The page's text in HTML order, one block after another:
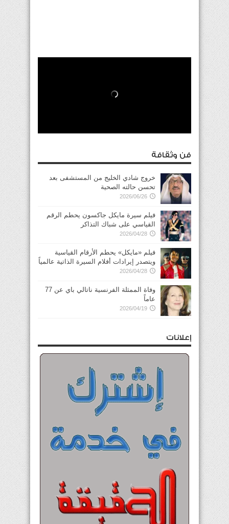
فن وثقافة
خروج شادي الخليج من المستشفى بعد
تحسن حالته الصحية
2026/06/26
فيلم سيرة مايكل جاكسون يحطم الرقم
القياسي على شباك التذاكر
2026/04/28
فيلم «مايكل» يحطم الأرقام القياسية
ويتصدر إيرادات أفلام السيرة الذاتية عالمياً
2026/04/28
وفاة الممثلة الفرنسية ناتالي باي عن 77
عاماً
2026/04/19
إعلانات